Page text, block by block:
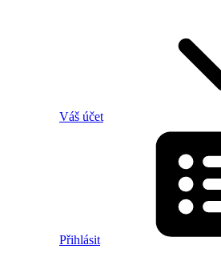
Váš účet
Přihlásit